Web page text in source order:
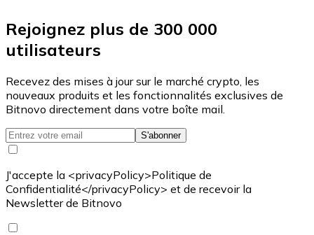
Rejoignez plus de 300 000
utilisateurs
Recevez des mises à jour sur le marché crypto, les
nouveaux produits et les fonctionnalités exclusives de
Bitnovo directement dans votre boîte mail.
S'abonner
J'accepte la <privacyPolicy>Politique de
Confidentialité</privacyPolicy> et de recevoir la
Newsletter de Bitnovo